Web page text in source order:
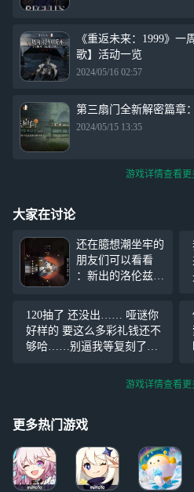
《重返未来：1999》一
歌】活动一览
2024/05/16 02:57
第三扇门全新解密篇章
2024/05/15 13:35
游戏详情查看更
大家在讨论
还在臆想潮坐牢的
朋友们可以看看
：新出的洛伦兹蝴
要太强！蝶子打印
艾吉奥三阶吟诵卡
后根本不用管续吟
诵的问题，不仅大
错率，还节约了牌
打印普攻卡叠刺客
印记主动
120抽了 还没出…… 哑谜你
好样的 要这么多彩礼钱还不
够哈……别逼我等复刻了再
蓝…… 难以想象我的天使娜
游戏详情查看更
更多热门游戏